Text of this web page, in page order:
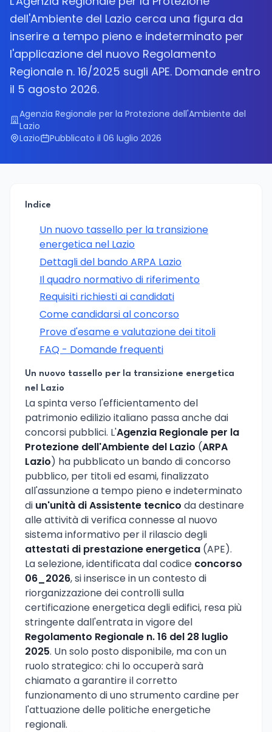
dell'Ambiente del Lazio cerca una figura da
inserire a tempo pieno e indeterminato per
l'applicazione del nuovo Regolamento
Regionale n. 16/2025 sugli APE. Domande entro
il 5 agosto 2026.
Agenzia Regionale per la Protezione dell'Ambiente del
Lazio
Lazio
Pubblicato il 06 luglio 2026
Indice
Un nuovo tassello per la transizione
energetica nel Lazio
Dettagli del bando ARPA Lazio
Il quadro normativo di riferimento
Requisiti richiesti ai candidati
Come candidarsi al concorso
Prove d'esame e valutazione dei titoli
FAQ - Domande frequenti
Un nuovo tassello per la transizione energetica
nel Lazio
La spinta verso l'efficientamento del
patrimonio edilizio italiano passa anche dai
concorsi pubblici. L'Agenzia Regionale per la
Protezione dell'Ambiente del Lazio (ARPA
Lazio) ha pubblicato un bando di concorso
pubblico, per titoli ed esami, finalizzato
all'assunzione a tempo pieno e indeterminato
di un'unità di Assistente tecnico da destinare
alle attività di verifica connesse al nuovo
sistema informativo per il rilascio degli
attestati di prestazione energetica (APE).
La selezione, identificata dal codice concorso
06_2026, si inserisce in un contesto di
riorganizzazione dei controlli sulla
certificazione energetica degli edifici, resa più
stringente dall'entrata in vigore del
Regolamento Regionale n. 16 del 28 luglio
2025. Un solo posto disponibile, ma con un
ruolo strategico: chi lo occuperà sarà
chiamato a garantire il corretto
funzionamento di uno strumento cardine per
l'attuazione delle politiche energetiche
regionali.